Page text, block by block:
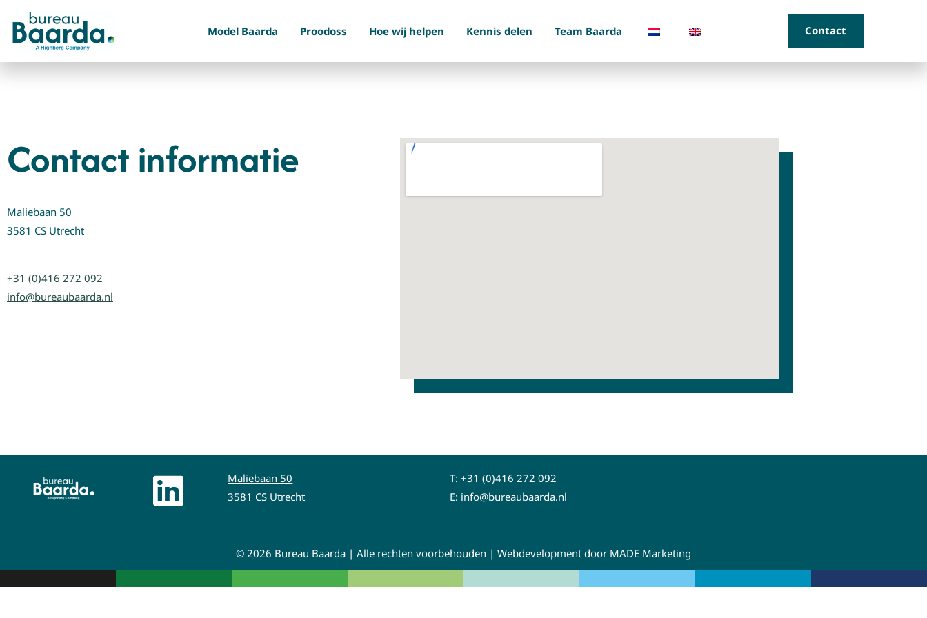
Model Baarda Proodoss Hoe wij helpen Kennis delen Team Baarda Contact
Contact informatie
Maliebaan 50
3581 CS Utrecht
+31 (0)416 272 092
info@bureaubaarda.nl
Maliebaan 50
3581 CS Utrecht
T: +31 (0)416 272 092
E: info@bureaubaarda.nl
© 2026 Bureau Baarda | Alle rechten voorbehouden | Webdevelopment door MADE Marketing